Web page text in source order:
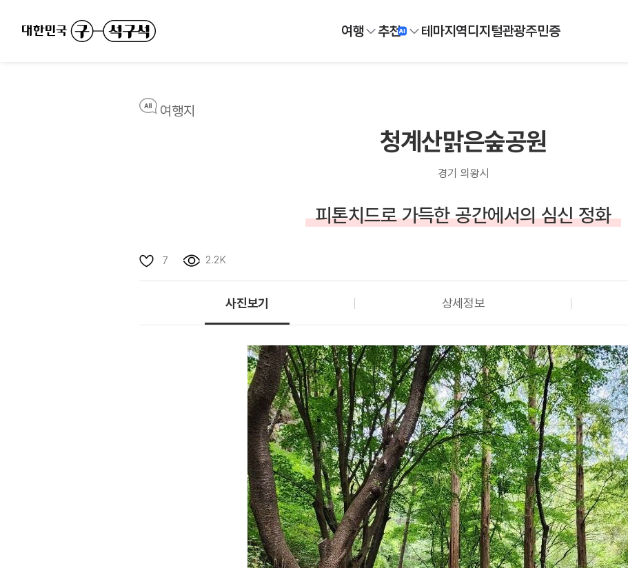
여행 추천 테마지역디지털관광주민증
여행지
청계산맑은숲공원
경기 의왕시
피톤치드로 가득한 공간에서의 심신 정화
7 2.2K
사진보기 상세정보